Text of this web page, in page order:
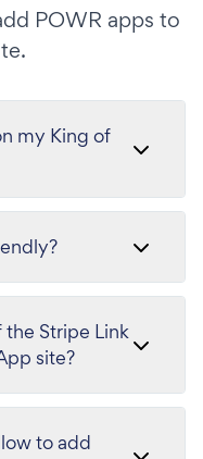
POWR apps to
my King of
Stripe Link
site?
to add